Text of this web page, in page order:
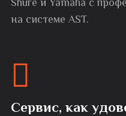
на системе AST.
Сервис, как